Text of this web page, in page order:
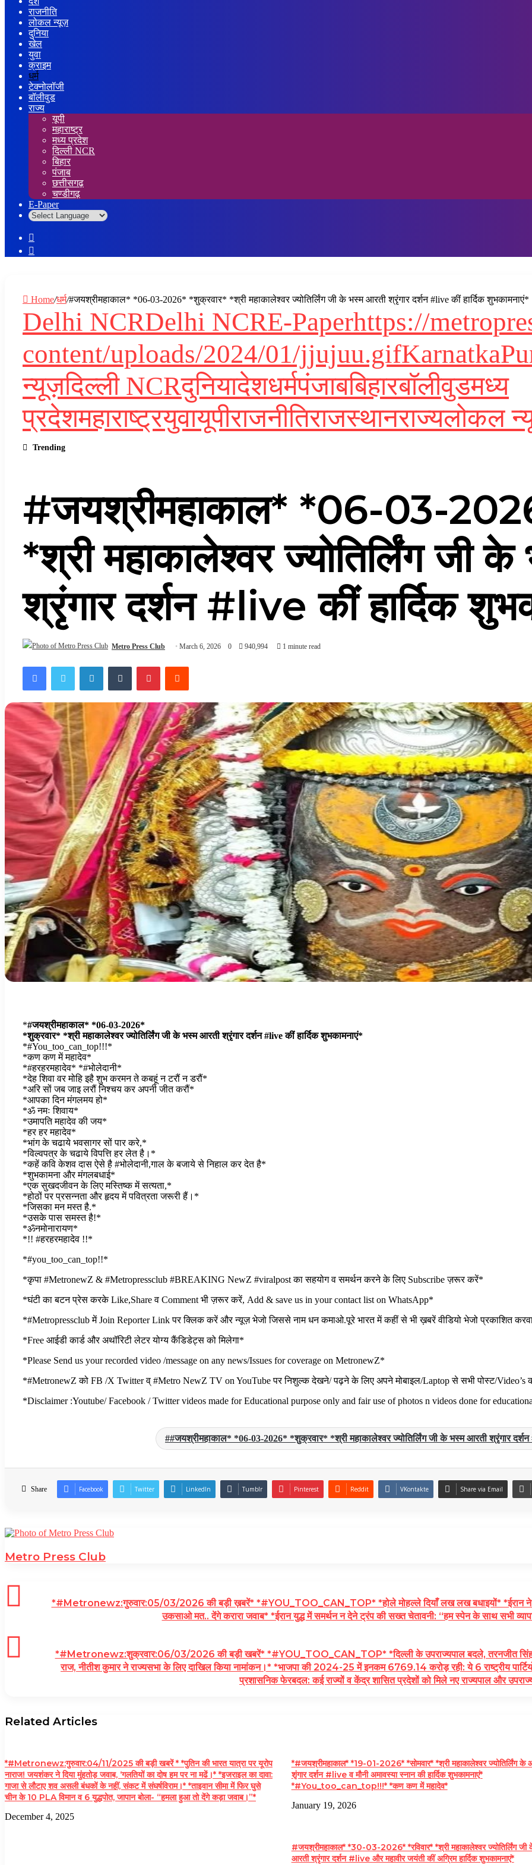
राजनीति
लोकल न्यूज़
दुनिया
खेल
युवा
क्राइम
धर्म
टेक्नोलॉजी
बॉलीवुड
राज्य
यूपी
महाराष्ट्र
मध्य प्रदेश
दिल्ली NCR
बिहार
पंजाब
छत्तीसगढ़
चण्डीगढ़
E-Paper
In
Home/धर्म/#जयश्रीमहाकाल* *06-03-2026* *शुक्रवार* *श्री महाकालेश्वर ज्योतिर्लिंग जी के भस्म आरती श्रृंगार दर्शन #live कीं हार्दिक शुभकामनाएं*
Delhi NCRDelhi NCRE-Paperhttps://
content/uploads/2024/01/jjujuu.gifKarnatka
न्यूज़दिल्ली NCRदुनियादेशधर्मपंजाबबिहारबॉलीवुडमध्य
प्रदेशमहाराष्ट्रयुवायूपीराजनीतिराजस्थानराज्यलोकल
Trending
#जयश्रीमहाकाल* *06-03-
*श्री महाकालेश्वर ज्योतिर्लिंग जी
श्रृंगार दर्शन #live कीं हार्दिक
Metro Press Club March 6, 2026 0 940,994 1 minute read
FacebookTwitterLinkedInTumblrPinterestReddit
*#जयश्रीमहाकाल* *06-03-2026*
*शुक्रवार* *श्री महाकालेश्वर ज्योतिर्लिंग जी के भस्म आरती श्रृंगार दर्शन #live कीं हार्दिक शुभकामनाएं*
*#You_too_can_top!!!*
*कण कण में महादेव*
*#हरहरमहादेव* *#भोलेदानी*
*देह शिवा वर मोहि इहै शुभ करमन ते कबहूं न टरौं न डरौं*
*अरि सों जब जाइ लरौं निश्चय कर अपनी जीत करौं*
*आपका दिन मंगलमय हो*
*ॐ नमः शिवाय*
*उमापति महादेव की जय*
*हर हर महादेव*
*भांग के चढाये भवसागर सों पार करे,*
*विल्वपत्र के चढाये विपत्ति हर लेत है।*
*कहें कवि केशव दास ऐसे है #भोलेदानी,गाल के बजाये से निहाल कर देत है*
*शुभकामना और मंगलबधाई*
*एक सुखदजीवन के लिए मस्तिष्क में सत्यता,*
*होठों पर प्रसन्नता और हृदय में पवित्रता जरूरी हैं।*
*जिसका मन मस्त है.*
*उसके पास समस्त है!*
*ॐनमोनारायण*
*!! #हरहरमहादेव !!*
*#you_too_can_top!!*
*कृपा #MetronewZ & #Metropressclub #BREAKING NewZ #viralpost का सहयोग व समर्थन करने के लिए Subscribe ज़रूर करें*
*घंटी का बटन प्रेस करके Like,Share व Comment भी ज़रूर करें, Add & save us in your contact list on WhatsApp*
*#Metropressclub में Join Reporter Link पर क्लिक करें और न्यूज़ भेजो जिससे नाम धन कमाओ.पूरे भारत में कहीं से भी ख़बरें वीडियो भेजो प्रकाशित
*Free आईडी कार्ड और अथॉरिटी लेटर योग्य कैंडिडेट्स को मिलेगा*
*Please Send us your recorded video /message on any news/Issues for coverage on MetronewZ*
*#MetronewZ को FB /X Twitter व् #Metro NewZ TV on YouTube पर निशुल्क देखने/ पढ़ने के लिए अपने मोबाइल/Laptop से सभी पोस्ट/
*Disclaimer :Youtube/ Facebook / Twitter videos made for Educational purpose only and fair use of photos n videos done for
#जयश्रीमहाकाल* *06-03-2026* *शुक्रवार* *श्री महाकालेश्वर ज्योतिर्लिंग जी के भस्म आरती श्रृंगार दर्शन
Share Facebook Twitter LinkedIn Tumblr Pinterest Reddit VKontakte Share via Email
Metro Press Club
*#Metronewz:गुरुवार:05/03/2026 की बड़ी ख़बरें* *#YOU_TOO_CAN_TOP* *होले मोहल्ले दियाँ लख लख बधाइयों* *ईरान ने
उकसाओ मत.. देंगे करारा जवाब* *ईरान युद्ध में समर्थन न देने ट्रंप की सख्त चेतावनी: “हम स्पेन के साथ सभी
*#Metronewz:शुक्रवार:06/03/2026 की बड़ी खबरें* *#YOU_TOO_CAN_TOP* *दिल्ली के उपराज्यपाल बदले, तरनजीत सिंह संधू
राज, नीतीश कुमार ने राज्यसभा के लिए दाखिल किया नामांकन।* *भाजपा की 2024-25 में इनकम 6769.14 करोड़ रही: ये 6 राष्ट्रीय
प्रशासनिक फेरबदल: कई राज्यों व केंद्र शासित प्रदेशों को मिले नए राज्यपाल और
Related Articles
*#Metronewz:गुरुवार:04/11/2025 की बड़ी खबरें * *पुतिन की भारत यात्रा पर यूरोप
नाराज! जयशंकर ने दिया मुंहतोड़ जवाब, ‘गलतियों का दोष हम पर ना मढें।* *इजराइल का दावा:
गाजा से लौटाए शव असली बंधकों के नहीं, संकट में संघर्षविराम।* *ताइवान सीमा में फिर घुसे
चीन के 10 PLA विमान व 6 युद्धपोत, जापान बोला- “हमला हुआ तो देंगे कड़ा जवाब।”*
December 4, 2025
*#जयश्रीमहाकाल* *19-01-2026* *सोमवार* *श्री महाकालेश्वर ज्योतिर्लिंग के
शृंगार दर्शन #live व मौनी अमावस्या स्नान की हार्दिक शुभकामनाएं*
*#You_too_can_top!!!* *कण कण में महादेव*
January 19, 2026
#जयश्रीमहाकाल* *30-03-2026* *रविवार* *श्री महाकालेश्वर ज्योतिर्लिंग जी
आरती श्रृंगार दर्शन #live और महावीर जयंती कीं अग्रिम हार्दिक शुभकामनाएं*